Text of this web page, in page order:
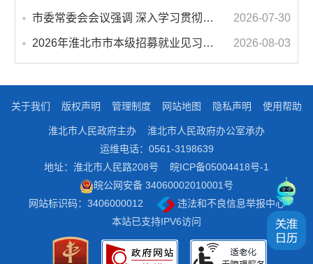
市委常委会会议强调 深入学习贯彻习近平总书记重要讲话指示精神 高质量推进城市更新 不断提升本质安全水平 汪华东主持会议 2026-07-30
2026年淮北市市本级招募就业见习人员公告 2026-08-03
关于我们 版权声明 管理制度 网站地图 隐私声明 使用帮助
淮北市人民政府主办
淮北市人民政府办公室承办
运维电话：0561-3198639
地址：淮北市人民路208号
皖ICP备05004418号-1
皖公网安备 34060002010001号
网站标识码：3406000012
违法和不良信息举报中心
本站已支持IPV6访问